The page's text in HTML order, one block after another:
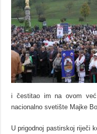
i čestitao im na ovom već
nacionalno svetište Majke
U prigodnoj pastirskoj riječi